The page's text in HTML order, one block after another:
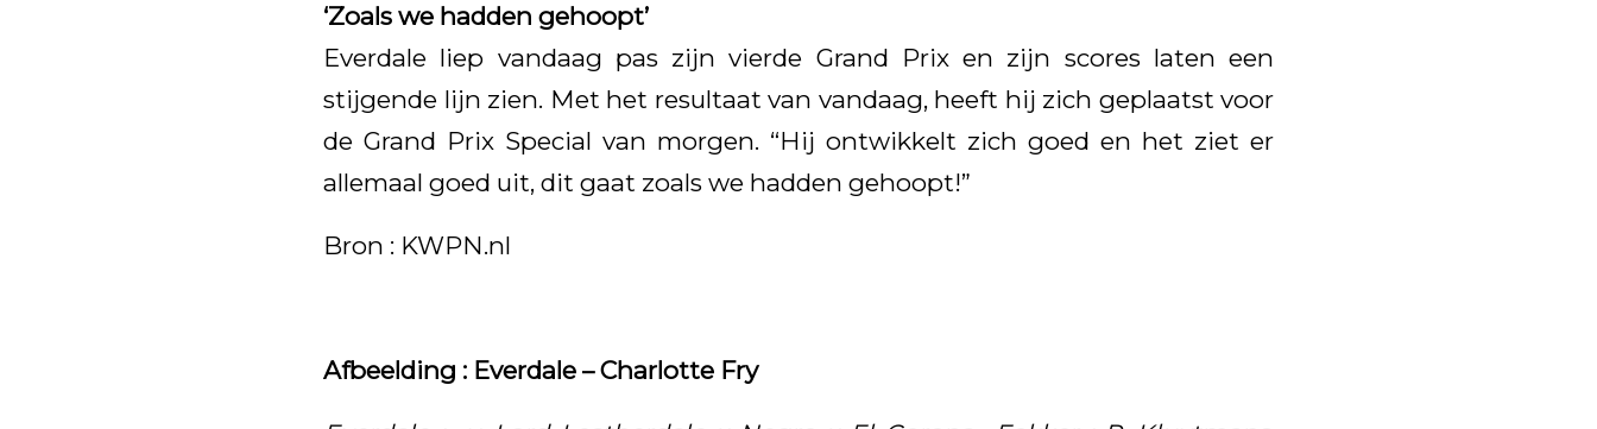
‘Zoals we hadden gehoopt’
Everdale liep vandaag pas zijn vierde Grand Prix en zijn scores laten een
stijgende lijn zien. Met het resultaat van vandaag, heeft hij zich geplaatst voor
de Grand Prix Special van morgen. “Hij ontwikkelt zich goed en het ziet er
allemaal goed uit, dit gaat zoals we hadden gehoopt!”
Bron : KWPN.nl
Afbeelding : Everdale – Charlotte Fry